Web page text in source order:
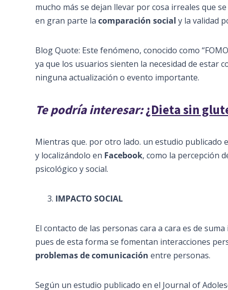
mucho más se dejan llevar por cosa irreales que
en gran parte la comparación social y la validad
Blog Quote: Este fenómeno, conocido como
ya que los usuarios sienten la necesidad de estar
ninguna actualización o evento importante.
Te podría interesar:¿Dieta sin
Mientras que. por otro lado. un estudio publicado
y localizándolo en Facebook, como la percepción
psicológico y social.
IMPACTO SOCIAL
El contacto de las personas cara a cara es de
pues de esta forma se fomentan interacciones
problemas de comunicación entre personas.
Según un estudio publicado en el Journal of